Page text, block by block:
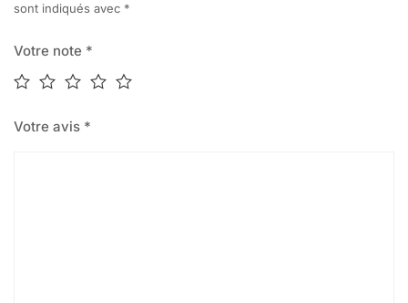
sont indiqués avec *
Votre note *
Votre avis *